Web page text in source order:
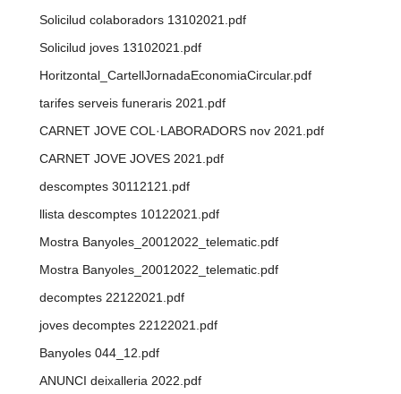
Solicilud colaboradors 13102021.pdf
Solicilud joves 13102021.pdf
Horitzontal_CartellJornadaEconomiaCircular.pdf
tarifes serveis funeraris 2021.pdf
CARNET JOVE COL·LABORADORS nov 2021.pdf
CARNET JOVE JOVES 2021.pdf
descomptes 30112121.pdf
llista descomptes 10122021.pdf
Mostra Banyoles_20012022_telematic.pdf
Mostra Banyoles_20012022_telematic.pdf
decomptes 22122021.pdf
joves decomptes 22122021.pdf
Banyoles 044_12.pdf
ANUNCI deixalleria 2022.pdf